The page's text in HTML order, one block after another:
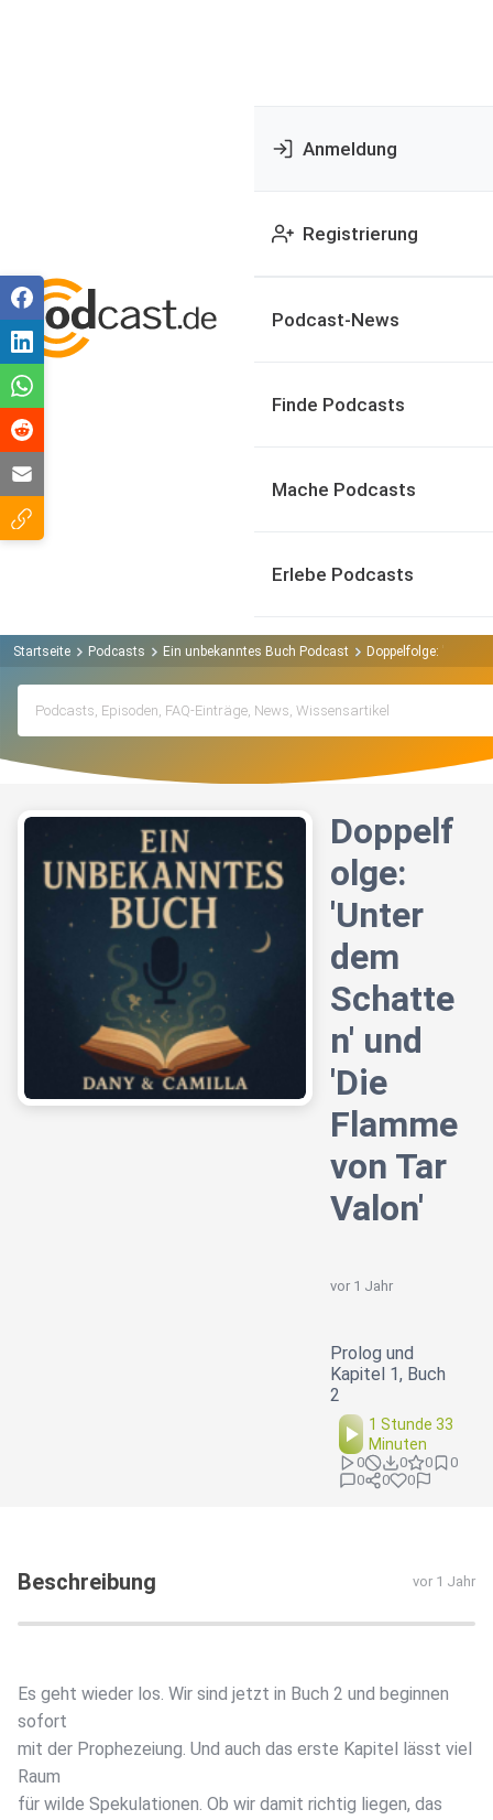
Anmeldung
Registrierung
Podcast-News
Finde Podcasts
Mache Podcasts
Erlebe Podcasts
Startseite Podcasts Ein unbekanntes Buch Podcast Doppelfolge: 'Unter
Doppelf
olge:
'Unter
dem
Schatte
n' und
'Die
Flamme
von Tar
Valon'
vor 1 Jahr
Prolog und
Kapitel 1, Buch
2
1 Stunde 33
Minuten
0 0 0
0
0
0 0
Beschreibung vor 1 Jahr
Es geht wieder los. Wir sind jetzt in Buch 2 und beginnen
sofort
mit der Prophezeiung. Und auch das erste Kapitel lässt viel
Raum
für wilde Spekulationen. Ob wir damit richtig liegen, das